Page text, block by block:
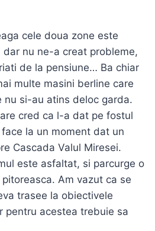
cele doua zone este
nu ne-a creat probleme,
de la pensiune… Ba chiar
multe masini berline care
nu si-au atins deloc garda.
cred ca l-a dat pe fostul
la un moment dat un
Cascada Valul Miresei.
este asfaltat, si parcurge o
Am vazut ca se
trasee la obiectivele
pentru acestea trebuie sa